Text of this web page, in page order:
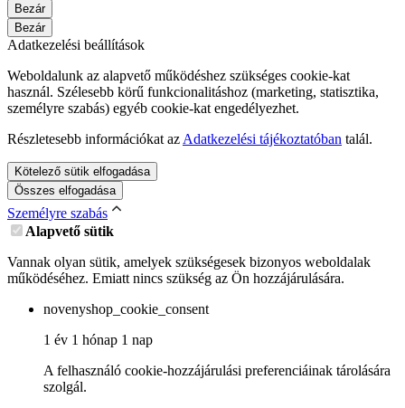
Bezár
Bezár
Adatkezelési beállítások
Weboldalunk az alapvető működéshez szükséges cookie-kat
használ. Szélesebb körű funkcionalitáshoz (marketing, statisztika,
személyre szabás) egyéb cookie-kat engedélyezhet.
Részletesebb információkat az Adatkezelési tájékoztatóban talál.
Kötelező sütik elfogadása
Összes elfogadása
Személyre szabás
Alapvető sütik
Vannak olyan sütik, amelyek szükségesek bizonyos weboldalak
működéséhez. Emiatt nincs szükség az Ön hozzájárulására.
novenyshop_cookie_consent
1 év 1 hónap 1 nap
A felhasználó cookie-hozzájárulási preferenciáinak tárolására
szolgál.